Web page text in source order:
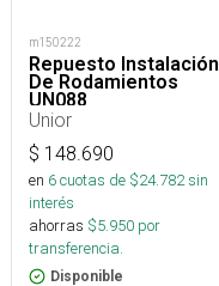
m150222
Repuesto Instalación
De Rodamientos
UN088
Unior
$ 148.690
en 6cuotas de $24.782sin
interés
ahorras $5.950 por
transferencia.
Disponible